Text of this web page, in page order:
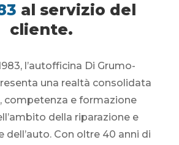
al servizio del
cliente.
l’autofficina Di Grumo-
una realtà consolidata
competenza e formazione
della riparazione e
dell’auto. Con oltre 40 anni di